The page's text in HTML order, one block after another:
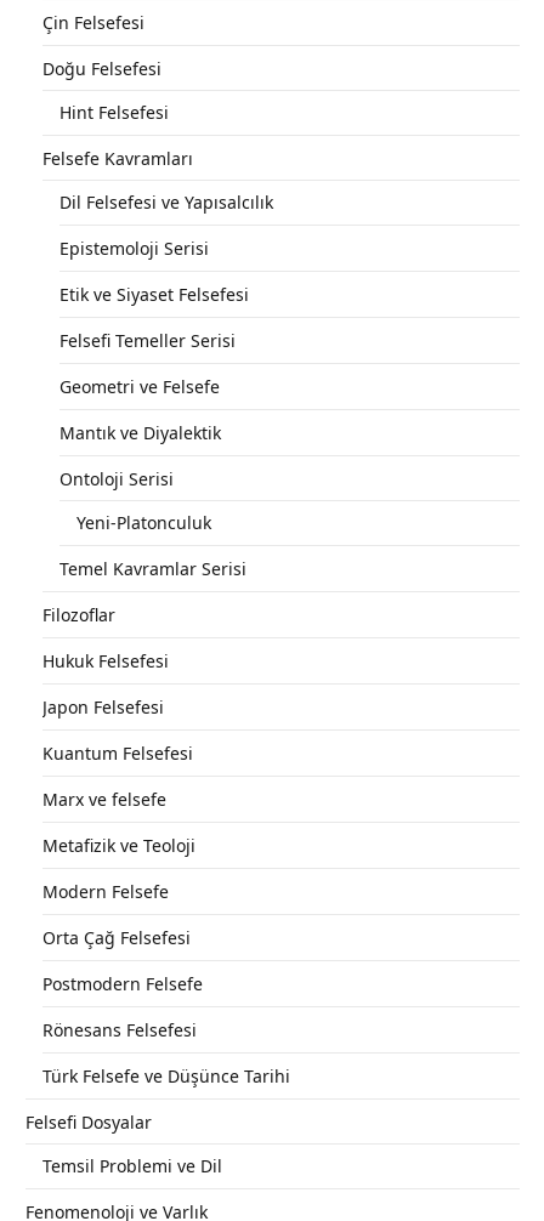
Çin Felsefesi
Doğu Felsefesi
Hint Felsefesi
Felsefe Kavramları
Dil Felsefesi ve Yapısalcılık
Epistemoloji Serisi
Etik ve Siyaset Felsefesi
Felsefi Temeller Serisi
Geometri ve Felsefe
Mantık ve Diyalektik
Ontoloji Serisi
Yeni-Platonculuk
Temel Kavramlar Serisi
Filozoflar
Hukuk Felsefesi
Japon Felsefesi
Kuantum Felsefesi
Marx ve felsefe
Metafizik ve Teoloji
Modern Felsefe
Orta Çağ Felsefesi
Postmodern Felsefe
Rönesans Felsefesi
Türk Felsefe ve Düşünce Tarihi
Felsefi Dosyalar
Temsil Problemi ve Dil
Fenomenoloji ve Varlık